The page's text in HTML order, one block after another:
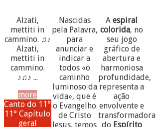
Alzati,
mettiti in
cammino. ♫♪
Alzati,
mettiti in
cammino.
♪♫♪ ...
more
Canto do 11°
11° Capítulo
geral
Nascidas
pela Palavra,
para
anunciar e
indicar a
todos «o
caminho
luminoso da
vida», que é
o Evangelho
de Cristo
Jesus, temos
Aespiral
colorida, no
seu jogo
gráfico de
abertura e
harmoniosa
profundidade,
representa a
ação
envolvente e
transformadora
do Espírito